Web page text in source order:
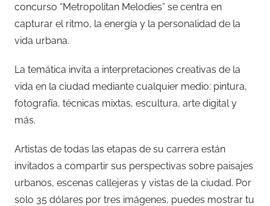
concurso “Metropolitan Melodies” se centra en
capturar el ritmo, la energía y la personalidad de la
vida urbana.
La temática invita a interpretaciones creativas de la
vida en la ciudad mediante cualquier medio: pintura,
fotografía, técnicas mixtas, escultura, arte digital y
más.
Artistas de todas las etapas de su carrera están
invitados a compartir sus perspectivas sobre paisajes
urbanos, escenas callejeras y vistas de la ciudad. Por
solo 35 dólares por tres imágenes, puedes mostrar tu